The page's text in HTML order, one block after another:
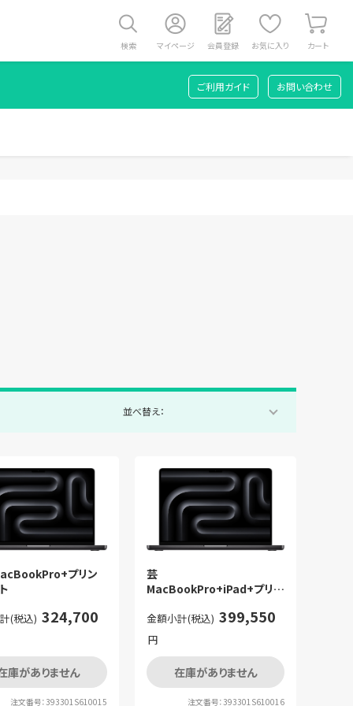
検索 マイページ 会員登録 お気に入り カート
ご利用ガイド お問い合わせ
並べ替え：
プリン
(税込) 324,700
庫がありません
注文番号：393301S610015
芸
MacBookPro+iPad+プリン
金額小計(税込) 399,550
円
在庫がありません
注文番号：393301S610016